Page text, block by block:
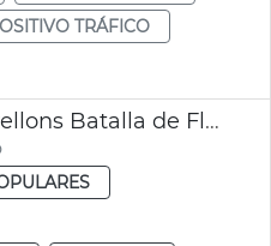
TRÁFICO
Sorteo palcos y clavellons Batalla de Flores València